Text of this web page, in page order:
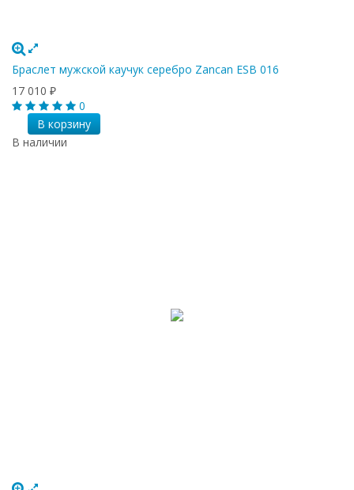
Браслет мужской каучук серебро Zancan ESB 016
17 010 ₽
0
В корзину
В наличии